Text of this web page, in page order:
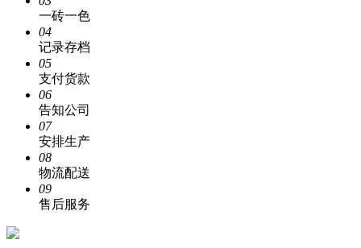
一砖一色
04
记录存档
05
支付货款
06
告知公司
07
安排生产
08
物流配送
09
售后服务